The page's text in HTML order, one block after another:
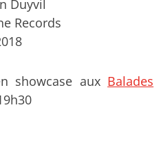
Duyvil
Records
showcase aux Balades